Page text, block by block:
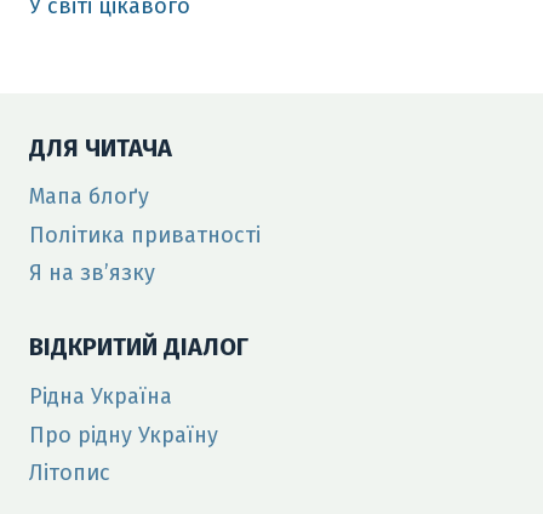
У світі цікавого
ДЛЯ ЧИТАЧА
Мапа блоґу
Політика приватності
Я на зв’язку
ВІДКРИТИЙ ДІАЛОГ
Рідна Україна
Про рідну Україну
Літопис